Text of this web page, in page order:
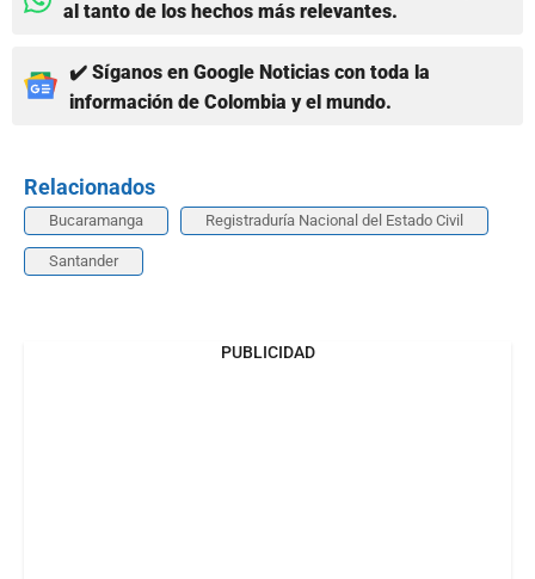
al tanto de los hechos más relevantes.
✔️ Síganos en Google Noticias con toda la
información de Colombia y el mundo.
Relacionados
Bucaramanga Registraduría Nacional del Estado Civil
Santander
PUBLICIDAD